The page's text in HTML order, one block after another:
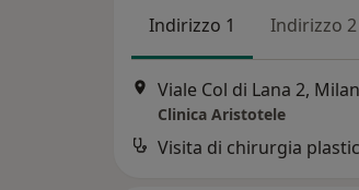
Indirizzo 1 Indirizzo 2
Viale Col di Lana 2,
Clinica Aristotele
Visita di chirurgia